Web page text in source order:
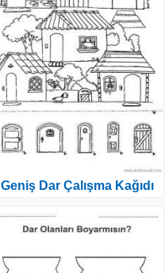
Geniş Dar Çalışma Kağıdı